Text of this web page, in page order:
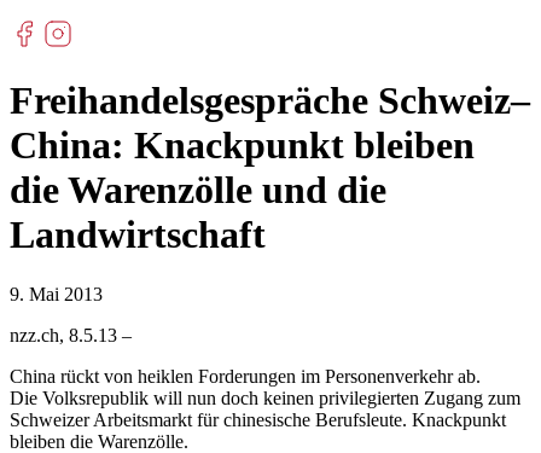
Freihandelsgespräche Schweiz–
China: Knackpunkt bleiben
die Warenzölle und die
Landwirtschaft
9. Mai 2013
nzz.ch, 8.5.13 –
China rückt von heiklen Forderungen im Personenverkehr ab.
Die Volksrepublik will nun doch keinen privilegierten Zugang zum
Schweizer Arbeitsmarkt für chinesische Berufsleute. Knackpunkt
bleiben die Warenzölle.